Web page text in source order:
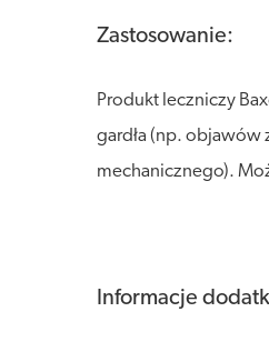
Zastosowanie:
Produkt leczniczy
gardła (np. objawów
mechanicznego).
Informacje